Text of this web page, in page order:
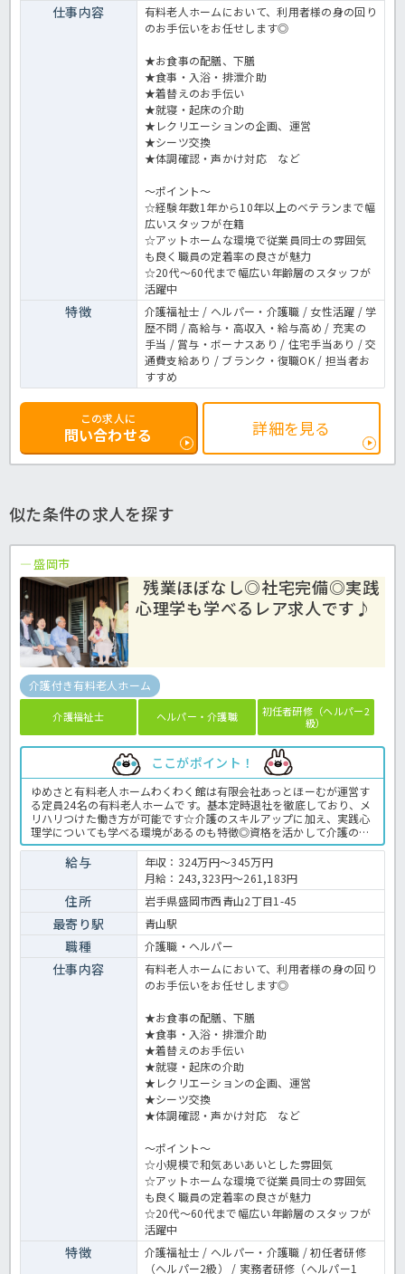
仕事内容
有料老人ホームにおいて、利用者様の身の回り
のお手伝いをお任せします◎
★お食事の配膳、下膳
★食事・入浴・排泄介助
★着替えのお手伝い
★就寝・起床の介助
★レクリエーションの企画、運営
★シーツ交換
★体調確認・声かけ対応 など
～ポイント～
☆経験年数1年から10年以上のベテランまで幅
広いスタッフが在籍
☆アットホームな環境で従業員同士の雰囲気
も良く職員の定着率の良さが魅力
☆20代～60代まで幅広い年齢層のスタッフが
活躍中
特徴
介護福祉士 / ヘルパー・介護職 / 女性活躍 / 学
歴不問 / 高給与・高収入・給与高め / 充実の
手当 / 賞与・ボーナスあり / 住宅手当あり / 交
通費支給あり / ブランク・復職OK / 担当者お
すすめ
この求人に
問い合わせる 詳細を見る
似た条件の求人を探す
盛岡市
残業ほぼなし◎社宅完備◎実践
心理学も学べるレア求人です♪
介護付き有料老人ホーム
介護福祉士 ヘルパー・介護職
初任者研修（ヘルパー2
級）
ここがポイント！
ゆめさと有料老人ホームわくわく館は有限会社あっとほーむが運営す
る定員24名の有料老人ホームです。基本定時退社を徹底しており、メ
リハリつけた働き方が可能です☆介護のスキルアップに加え、実践心
理学についても学べる環境があるのも特徴◎資格を活かして介護のプ
ロを目指したい方におすすめな求人です☆気になる方はお気軽にほっ
介護までお問い合わせください！有料老人ホームでの介護業務全般で
す。 ＜介護職 正職員 有料老人ホームの求人＞
給与
年収：324万円～345万円
月給：243,323円～261,183円
住所 岩手県盛岡市西青山2丁目1-45
最寄り駅 青山駅
職種 介護職・ヘルパー
仕事内容
有料老人ホームにおいて、利用者様の身の回り
のお手伝いをお任せします◎
★お食事の配膳、下膳
★食事・入浴・排泄介助
★着替えのお手伝い
★就寝・起床の介助
★レクリエーションの企画、運営
★シーツ交換
★体調確認・声かけ対応 など
～ポイント～
☆小規模で和気あいあいとした雰囲気
☆アットホームな環境で従業員同士の雰囲気
も良く職員の定着率の良さが魅力
☆20代～60代まで幅広い年齢層のスタッフが
活躍中
特徴
介護福祉士 / ヘルパー・介護職 / 初任者研修
（ヘルパー2級） / 実務者研修（ヘルパー1